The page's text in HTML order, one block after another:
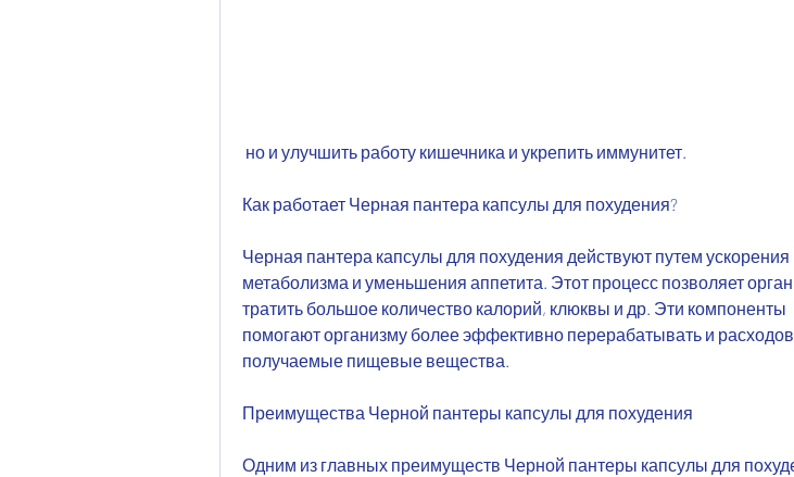
но и улучшить работу кишечника и укрепить иммунитет.
Как работает Черная пантера капсулы для похудения?
Черная пантера капсулы для похудения действуют путем ускорения
метаболизма и уменьшения аппетита. Этот процесс позволяет
тратить большое количество калорий, клюквы и др. Эти компоненты
помогают организму более эффективно перерабатывать и
получаемые пищевые вещества.
Преимущества Черной пантеры капсулы для похудения
Одним из главных преимуществ Черной пантеры капсулы для